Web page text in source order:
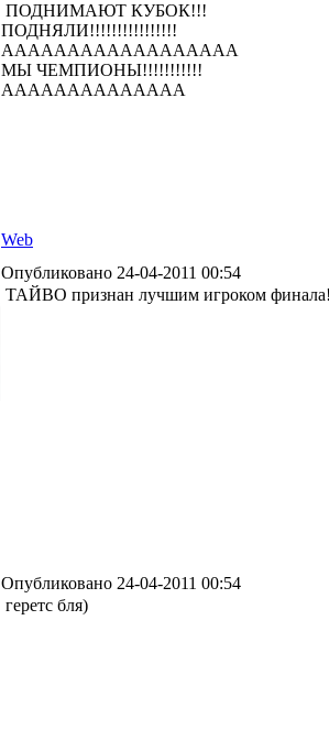
ПОДНИМАЮТ КУБОК!!!
ПОДНЯЛИ!!!!!!!!!!!!!!!!
АААААААААААААААААА
МЫ ЧЕМПИОНЫ!!!!!!!!!!!
АААААААААААААА
Web
Опубликовано 24-04-2011 00:54
ТАЙВО признан лучшим игроком
Опубликовано 24-04-2011 00:54
геретс бля)